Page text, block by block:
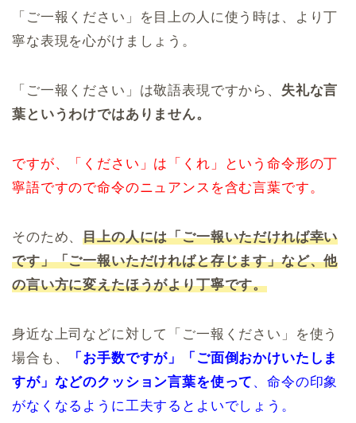
「ご一報ください」を目上の人に使う時は、より丁
寧な表現を心がけましょう。
「ご一報ください」は敬語表現ですから、 失礼な言
葉というわけではありません。
ですが、「ください」は「くれ」という命令形の丁
寧語ですので命令のニュアンスを含む言葉です。
そのため、目上の人には「ご一報いただければ幸い
です」「ご一報いただければと存じます」など、他
の言い方に変えたほうがより丁寧です。
身近な上司などに対して「ご一報ください」を使う
場合も、
「お手数ですが」「ご面倒おかけいたしま
すが」などのクッション言葉を使って 、命令の印象
がなくなるように工夫するとよいでしょう。